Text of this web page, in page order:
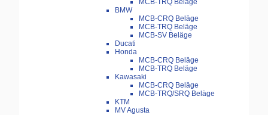
MCB-TRQ Beläge
BMW
MCB-CRQ Beläge
MCB-TRQ Beläge
MCB-SV Beläge
Ducati
Honda
MCB-CRQ Beläge
MCB-TRQ Beläge
Kawasaki
MCB-CRQ Beläge
MCB-TRQ/SRQ Beläge
KTM
MV Agusta